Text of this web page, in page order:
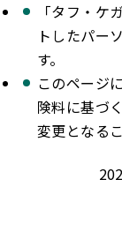
「タフ・ケ
トしたパー
す。
このページ
険料に基づ
変更となる